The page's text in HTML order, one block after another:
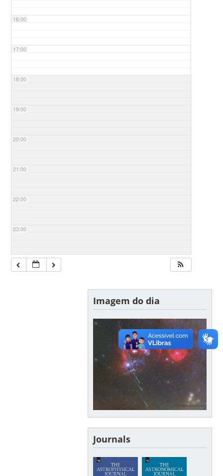
16:00
17:00
18:00
19:00
20:00
21:00
22:00
23:00
Imagem do dia
Journals